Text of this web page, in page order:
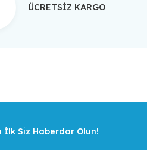
ÜCRETSİZ KARGO
İlk Siz Haberdar Olun!